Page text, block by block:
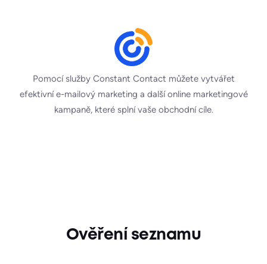
Pomocí služby Constant Contact můžete vytvářet
efektivní e-mailový marketing a další online marketingové
kampaně, které splní vaše obchodní cíle.
Ověření seznamu